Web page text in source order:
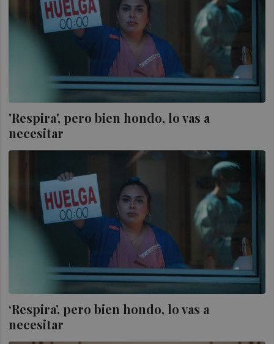
'Respira', pero bien hondo, lo vas a
necesitar
‘Respira’, pero bien hondo, lo vas a
necesitar